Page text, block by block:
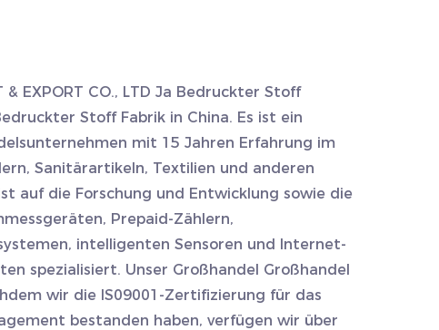
& EXPORT CO., LTD Ja Bedruckter Stoff
Stoff Fabrik in China. Es ist ein
mit 15 Jahren Erfahrung im
Sanitärartikeln, Textilien und anderen
auf die Forschung und Entwicklung sowie die
Prepaid-Zählern,
intelligenten Sensoren und Internet-
spezialisiert. Unser Großhandel Großhandel
wir die IS09001-Zertifizierung für das
bestanden haben, verfügen wir über